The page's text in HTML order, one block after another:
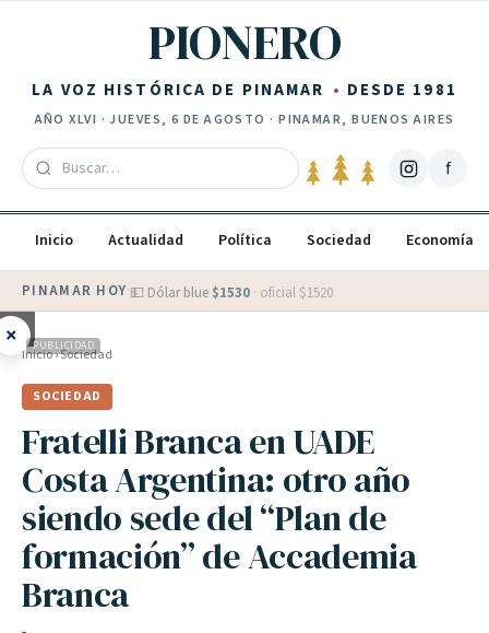
PIONERO
LA VOZ HISTÓRICA DE PINAMAR DESDE 1981
AÑOXLVI ·JUEVES, 6 DE AGOSTO · PINAMAR, BUENOS AIRES
f
Inicio Actualidad Política Sociedad Economía
PINAMAR HOY·💵 Dólar blue $1530 · oficial $1520
× PUBLICIDAD
Inicio›Sociedad
SOCIEDAD
Fratelli Branca en UADE
Costa Argentina: otro año
siendo sede del “Plan de
formación” de Accademia
Branca